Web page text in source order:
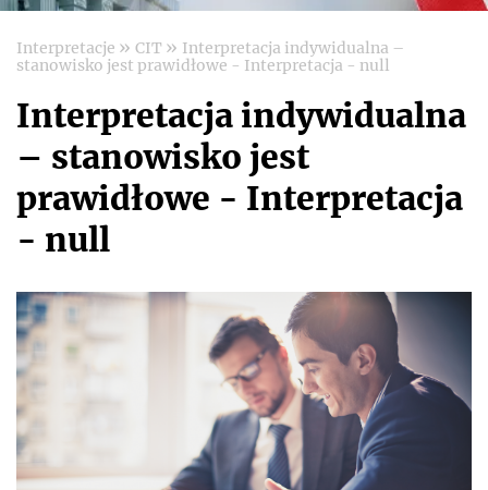
Interpretacje » CIT » Interpretacja indywidualna –
stanowisko jest prawidłowe - Interpretacja - null
Interpretacja indywidualna
– stanowisko jest
prawidłowe - Interpretacja
- null